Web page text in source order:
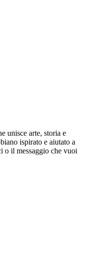
unisce arte, storia e
ispirato e aiutato a
o il messaggio che vuoi